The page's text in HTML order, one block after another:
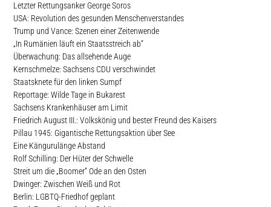
Letzter Rettungsanker George Soros
USA: Revolution des gesunden Menschenverstandes
Trump und Vance: Szenen einer Zeitenwende
„In Rumänien läuft ein Staatsstreich ab“
Überwachung: Das allsehende Auge
Kernschmelze: Sachsens CDU verschwindet
Staatsknete für den linken Sumpf
Reportage: Wilde Tage in Bukarest
Sachsens Krankenhäuser am Limit
Friedrich August III.: Volkskönig und bester Freund des Kaisers
Pillau 1945: Gigantische Rettungsaktion über See
Eine Kängurulänge Abstand
Rolf Schilling: Der Hüter der Schwelle
Streit um die „Boomer“ Ode an den Osten
Dwinger: Zwischen Weiß und Rot
Berlin: LGBTQ-Friedhof geplant